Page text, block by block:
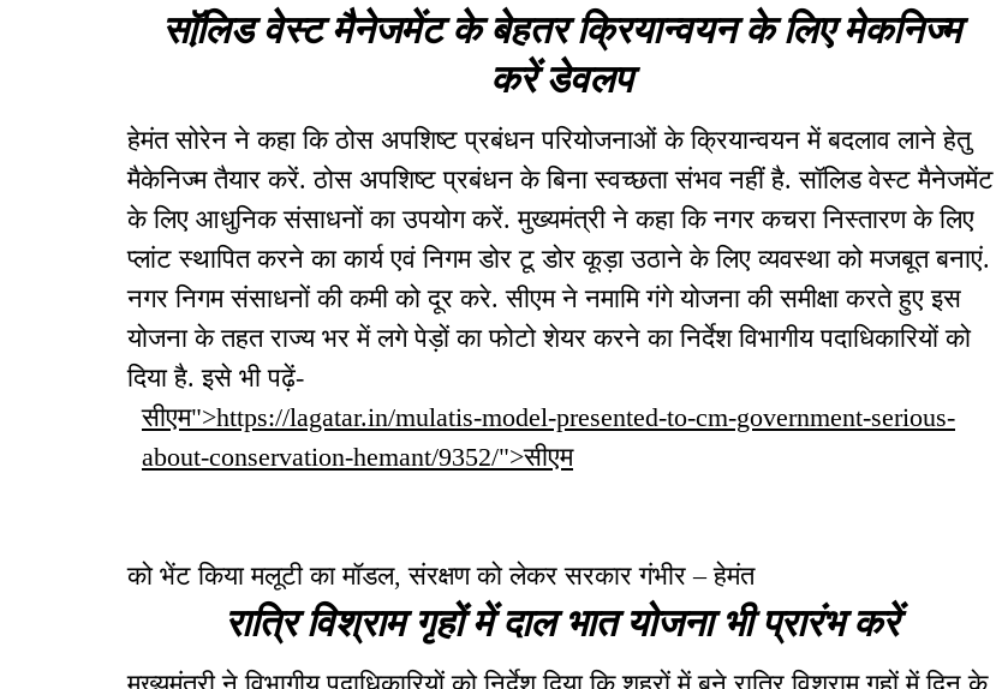
सॉलि़ड वेस्ट मैनेजमेंट के बेहतर क्रियान्वयन के लिए मेकनिज्म
करें डेवलप
हेमंत सोरेन ने कहा कि ठोस अपशिष्ट प्रबंधन परियोजनाओं के क्रियान्वयन में बदलाव लाने हेतु
मैकेनिज्म तैयार करें. ठोस अपशिष्ट प्रबंधन के बिना स्वच्छता संभव नहीं है. सॉलिड वेस्ट मैनेजमेंट
के लिए आधुनिक संसाधनों का उपयोग करें. मुख्यमंत्री ने कहा कि नगर कचरा निस्तारण के लिए
प्लांट स्थापित करने का कार्य एवं निगम डोर टू डोर कूड़ा उठाने के लिए व्यवस्था को मजबूत बनाएं.
नगर निगम संसाधनों की कमी को दूर करे. सीएम ने नमामि गंगे योजना की समीक्षा करते हुए इस
योजना के तहत राज्य भर में लगे पेड़ों का फोटो शेयर करने का निर्देश विभागीय पदाधिकारियों को
दिया है. इसे भी पढ़ें-
सीएम">https://lagatar.in/mulatis-model-presented-to-cm-government-serious-
about-conservation-hemant/9352/">सीएम
को भेंट किया मलूटी का मॉडल, संरक्षण को लेकर सरकार गंभीर – हेमंत
रात्रि विश्राम गृहों में दाल भात योजना भी प्रारंभ करें